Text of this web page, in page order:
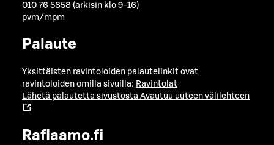
010 76 5858 (arkisin klo 9-16)
pvm/mpm
Palaute
Yksittäisten ravintoloiden palautelinkit ovat
ravintoloiden omilla sivuilla: Ravintolat
Lähetä palautetta sivustosta Avautuu uuteen välilehteen
Raflaamo.fi